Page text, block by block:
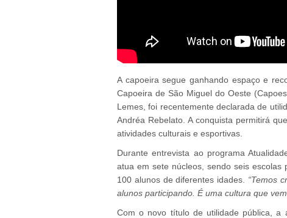
A capoeira segue ganhando espaço e
Capoeira de São Miguel do Oeste
Lemes, foi recentemente declarada de
Andréa Rebelato. A conquista permitirá
atividades culturais e esportivas.
Durante entrevista ao programa
atua em sete núcleos, sendo seis
100 alunos de diferentes idades. “Temos
alunos participando. É uma cultura que
Com o novo título de utilidade pública, a